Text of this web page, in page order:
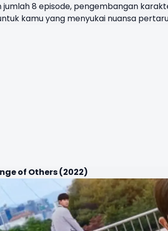
jumlah 8 episode, pengembangan
kamu yang menyukai nuansa
of Others (2022)